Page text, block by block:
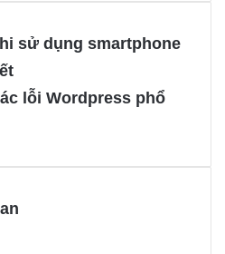
sử dụng smartphone
lỗi Wordpress phổ